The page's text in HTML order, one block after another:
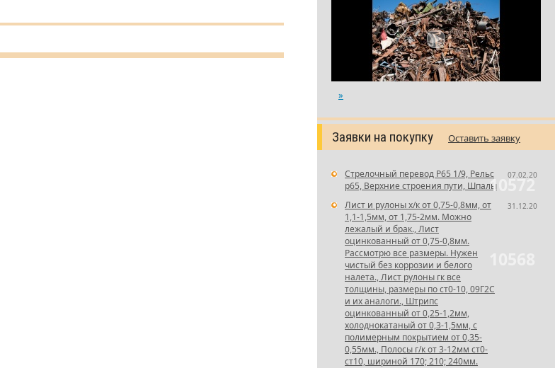
»
Заявки на покупку Оставить заявку
10572
07.02.20
Стрелочный перевод Р65 1/9, Рельс
р65, Верхние строения пути, Шпалы
31.12.20
Лист и рулоны х/к от 0,75-0,8мм, от
1,1-1,5мм, от 1,75-2мм. Можно
лежалый и брак., Лист
оцинкованный от 0,75-0,8мм.
Рассмотрю все размеры. Нужен
чистый без коррозии и белого
налета., Лист рулоны гк все
толщины, размеры по ст0-10, 09Г2С
и их аналоги., Штрипс
оцинкованный от 0,25-1,2мм,
холоднокатаный от 0,3-1,5мм, с
полимерным покрытием от 0,35-
0,55мм., Полосы г/к от 3-12мм ст0-
ст10, шириной 170; 210; 240мм.